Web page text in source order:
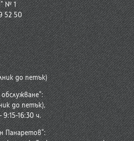
№ 1
52 50
до петък)
до петък),
16:30 ч.
Панаретов“: